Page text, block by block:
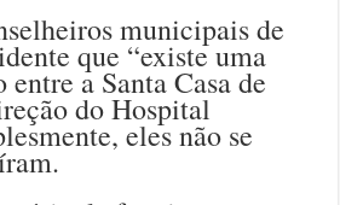
municipais de
que “existe uma
a Santa Casa de
do Hospital
eles não se